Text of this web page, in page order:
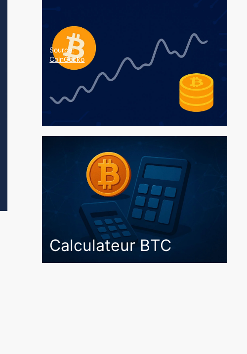
Source:
CoinGecko
Calculateur BTC